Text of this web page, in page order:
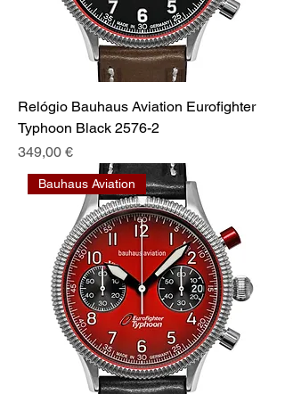
Relógio Bauhaus Aviation Eurofighter
Typhoon Black 2576-2
Preis
349,00 €
Bauhaus Aviation